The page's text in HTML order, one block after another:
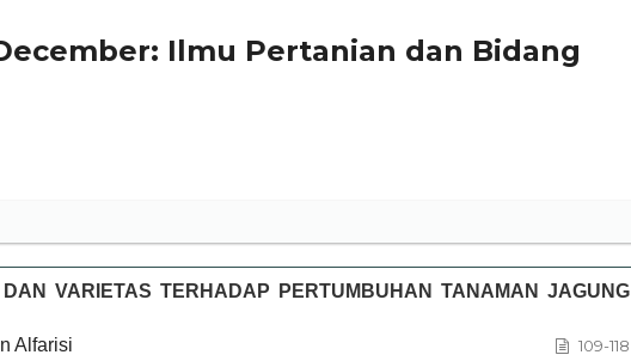
Ilmu Pertanian dan Bidang
VARIETAS TERHADAP PERTUMBUHAN TANAMAN JAGUNG
Alfarisi
109-118